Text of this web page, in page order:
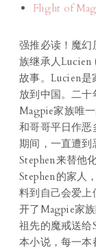
Flight of
强推必读！魔
族继承人Lucien
故事。Lucien是
放到中国。二
Magpie家族唯
和哥哥平日作
期间，一直遭
Stephen来替他
Stephen的家人
料到自己会爱上
开了Magpie家
祖先的魔戒送给
本小说，每一本